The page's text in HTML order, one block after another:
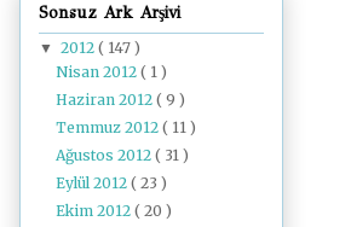
Sonsuz Ark Arşivi
▼ 2012 ( 147 )
Nisan 2012( 1 )
Haziran 2012( 9 )
Temmuz 2012( 11 )
Ağustos 2012( 31 )
Eylül 2012( 23 )
Ekim 2012( 20 )